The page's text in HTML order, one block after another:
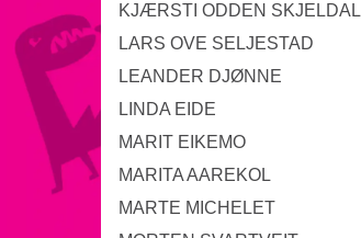
KJÆRSTI ODDEN SKJELDAL
LARS OVE SELJESTAD
LEANDER DJØNNE
LINDA EIDE
MARIT EIKEMO
MARITA AAREKOL
MARTE MICHELET